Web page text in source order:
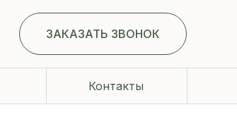
Контакты
ЗАКАЗАТЬ ЗВОНОК